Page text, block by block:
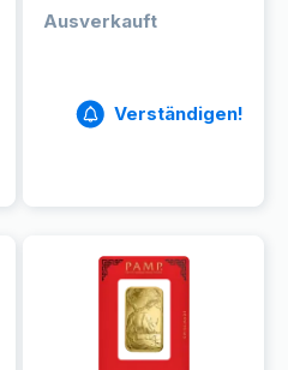
Ausverkauft
Verständigen!